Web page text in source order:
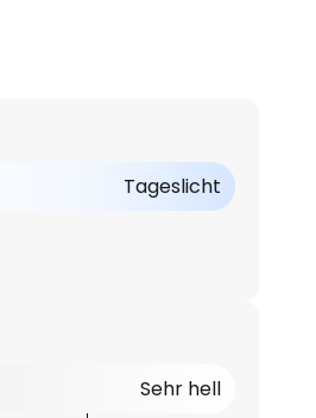
Tageslicht
Sehr hell